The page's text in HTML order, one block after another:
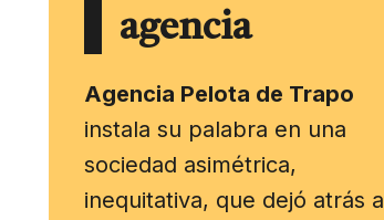
agencia
Agencia Pelota de Trapo
instala su palabra en una
sociedad asimétrica,
inequitativa, que dejó atrás a